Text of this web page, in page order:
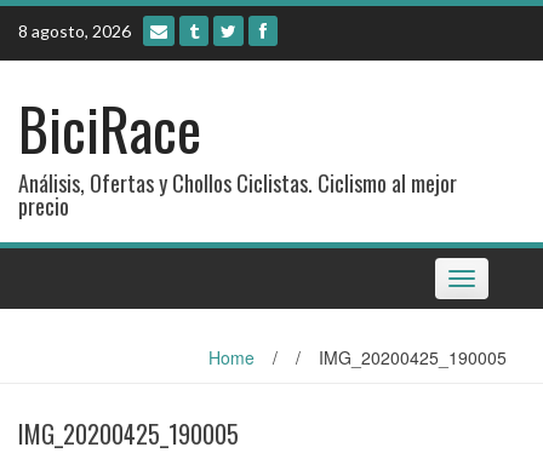
Skip
content
8 agosto, 2026
BiciRace
Análisis, Ofertas y Chollos Ciclistas. Ciclismo al mejor
precio
Toggle
navigation
Home / / IMG_20200425_190005
IMG_20200425_190005